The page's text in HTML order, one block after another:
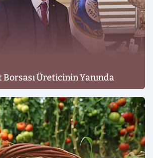
Borsası Üreticinin Yanında